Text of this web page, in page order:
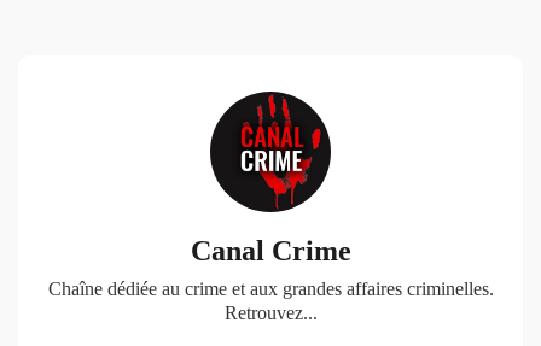
Canal Crime
Chaîne dédiée au crime et aux grandes affaires criminelles.
Retrouvez...